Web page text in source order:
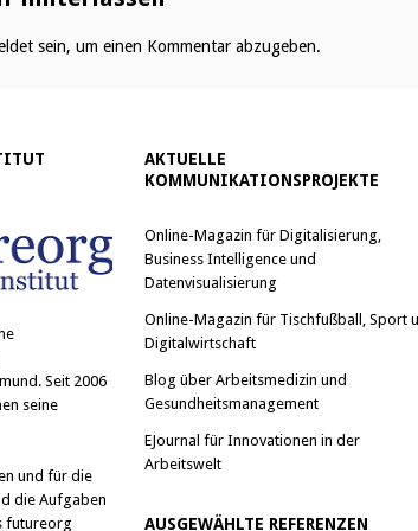
sein, um einen Kommentar abzugeben.
Seit 2006
seine
und für die
die Aufgaben
futureorg
AKTUELLE
KOMMUNIKATIONSPROJEKTE
Online-Magazin für Digitalisierung,
Business Intelligence und
Datenvisualisierung
Online-Magazin für Tischfußball, Sport
Digitalwirtschaft
Blog über Arbeitsmedizin und
Gesundheitsmanagement
EJournal für Innovationen in der
Arbeitswelt
AUSGEWÄHLTE REFERENZEN